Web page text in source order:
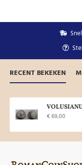
RECENT BEKEKEN
€ 69,00